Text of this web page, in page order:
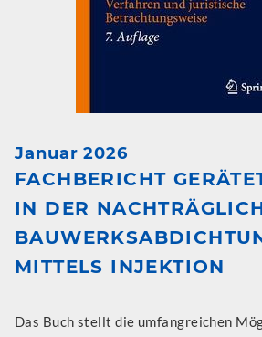
Januar 2026
FACHBERICHT
IN DER
MITTELS INJEKTION
Das Buch stellt die umfangreichen